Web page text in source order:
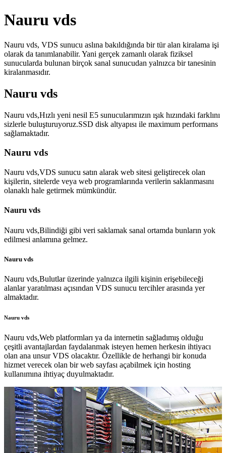
Nauru vds
Nauru vds, VDS sunucu aslına bakıldığında bir tür alan kiralama işi
olarak da tanımlanabilir. Yani gerçek zamanlı olarak fiziksel
sunucularda bulunan birçok sanal sunucudan yalnızca bir tanesinin
kiralanmasıdır.
Nauru vds
Nauru vds,Hızlı yeni nesil E5 sunucularımızın ışık hızındaki farklını
sizlerle buluşturuyoruz.SSD disk altyapısı ile maximum performans
sağlamaktadır.
Nauru vds
Nauru vds,VDS sunucu satın alarak web sitesi geliştirecek olan
kişilerin, sitelerde veya web programlarında verilerin saklanmasını
olanaklı hale getirmek mümkündür.
Nauru vds
Nauru vds,Bilindiği gibi veri saklamak sanal ortamda bunların yok
edilmesi anlamına gelmez.
Nauru vds
Nauru vds,Bulutlar üzerinde yalnızca ilgili kişinin erişebileceği
alanlar yaratılması açısından VDS sunucu tercihler arasında yer
almaktadır.
Nauru vds
Nauru vds,Web platformları ya da internetin sağladımış olduğu
çeşitli avantajlardan faydalanmak isteyen hemen herkesin ihtiyacı
olan ana unsur VDS olacaktır. Özellikle de herhangi bir konuda
hizmet verecek olan bir web sayfası açabilmek için hosting
kullanımına ihtiyaç duyulmaktadır.